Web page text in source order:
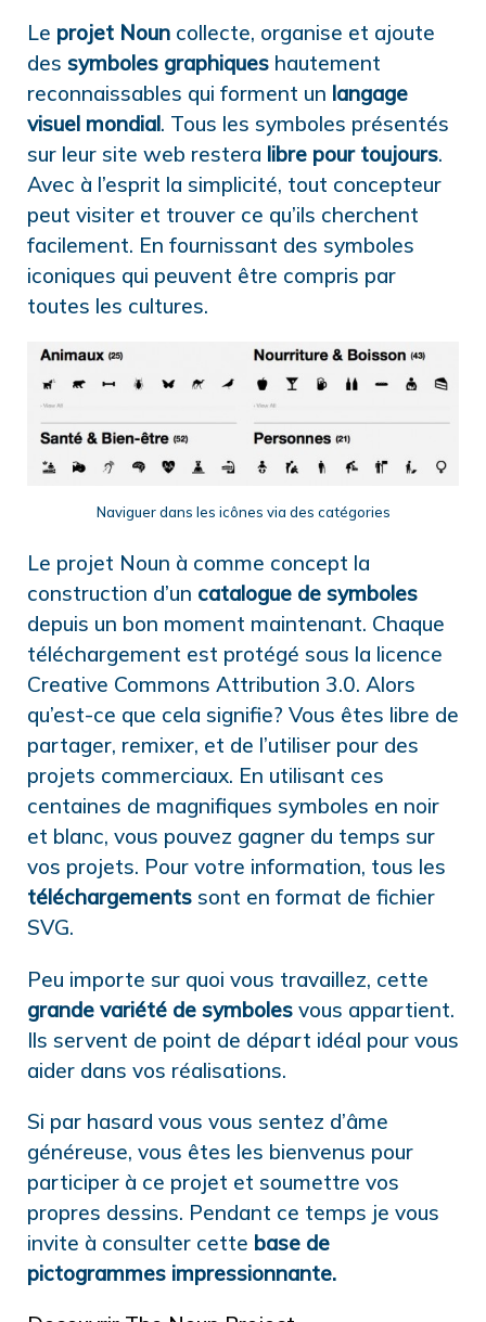
Le projet Noun collecte, organise et ajoute
des symboles graphiques hautement
reconnaissables qui forment un langage
visuel mondial. Tous les symboles présentés
sur leur site web restera libre pour toujours.
Avec à l’esprit la simplicité, tout concepteur
peut visiter et trouver ce qu’ils cherchent
facilement. En fournissant des symboles
iconiques qui peuvent être compris par
toutes les cultures.
Naviguer dans les icônes via des catégories
Le projet Noun à comme concept la
construction d’un catalogue de symboles
depuis un bon moment maintenant. Chaque
téléchargement est protégé sous la licence
Creative Commons Attribution 3.0. Alors
qu’est-ce que cela signifie? Vous êtes libre de
partager, remixer, et de l’utiliser pour des
projets commerciaux. En utilisant ces
centaines de magnifiques symboles en noir
et blanc, vous pouvez gagner du temps sur
vos projets. Pour votre information, tous les
téléchargements sont en format de fichier
SVG.
Peu importe sur quoi vous travaillez, cette
grande variété de symboles vous appartient.
Ils servent de point de départ idéal pour vous
aider dans vos réalisations.
Si par hasard vous vous sentez d’âme
généreuse, vous êtes les bienvenus pour
participer à ce projet et soumettre vos
propres dessins. Pendant ce temps je vous
invite à consulter cette base de
pictogrammes impressionnante.